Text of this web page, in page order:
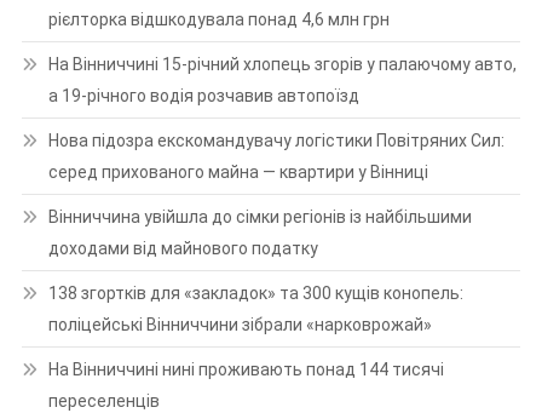
рієлторка відшкодувала понад 4,6 млн грн
На Вінниччині 15-річний хлопець згорів у палаючому авто,
а 19-річного водія розчавив автопоїзд
Нова підозра екскомандувачу логістики Повітряних Сил:
серед прихованого майна — квартири у Вінниці
Вінниччина увійшла до сімки регіонів із найбільшими
доходами від майнового податку
138 згортків для «закладок» та 300 кущів конопель:
поліцейські Вінниччини зібрали «нарковрожай»
На Вінниччині нині проживають понад 144 тисячі
переселенців